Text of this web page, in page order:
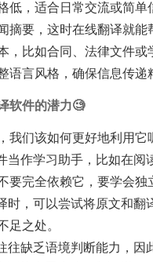
低，适合日常交流或简
摘要，这时在线翻译就能
，比如合同、法律文件
语言风格，确保信息传递
软件的潜力🧐
我们该如何更好地利用它
当作学习助手，比如在阅
完全依赖它，要学会独
时，可以尝试将原文和
足之处。
往缺乏语境判断能力，